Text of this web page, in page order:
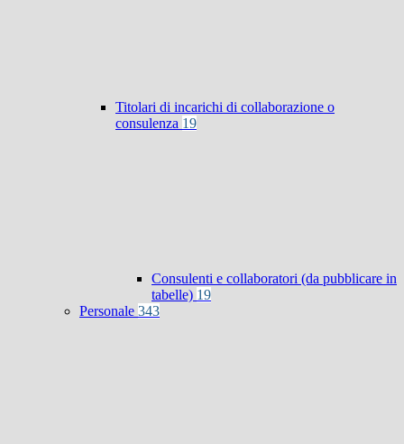
Titolari di incarichi di collaborazione o
consulenza 19
Consulenti e collaboratori (da pubblicare in
tabelle) 19
Personale 343